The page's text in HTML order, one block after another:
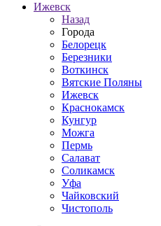
Ижевск
Назад
Города
Белорецк
Березники
Воткинск
Вятские Поляны
Ижевск
Краснокамск
Кунгур
Можга
Пермь
Салават
Соликамск
Уфа
Чайковский
Чистополь